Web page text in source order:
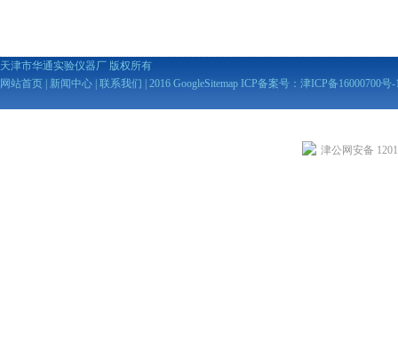
天津市华通实验仪器厂 版权所有
网站首页
新闻中心 联系我们 | 2016 GoogleSitemap ICP备案号： 津ICP备16000700号-
津公网安备